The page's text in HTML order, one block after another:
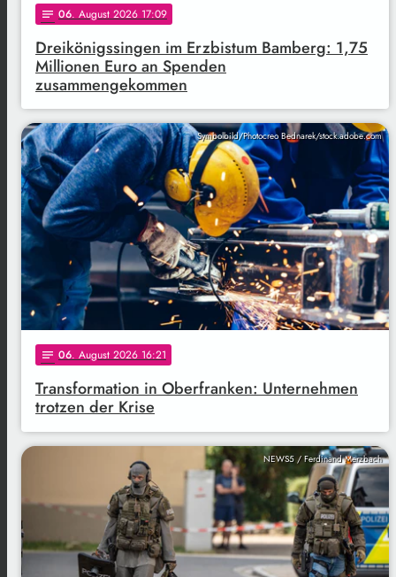
notes 06. August 2026 17:09
Dreikönigssingen im Erzbistum Bamberg: 1,75
Millionen Euro an Spenden
zusammengekommen
Symbolbild/Photocreo Bednarek/stock.adobe.com
notes 06. August 2026 16:21
Transformation in Oberfranken: Unternehmen
trotzen der Krise
NEWS5 / Ferdinand Merzbach